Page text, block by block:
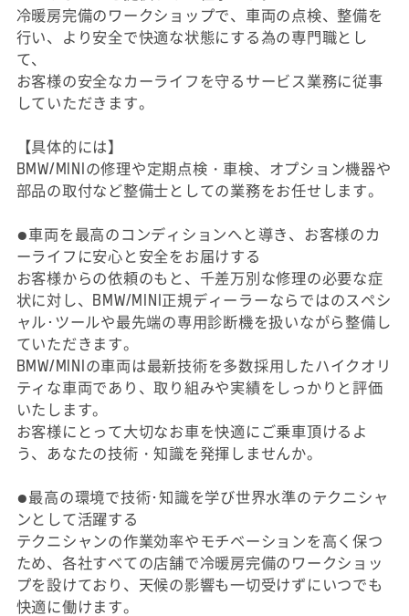
冷暖房完備のワークショップで、車両の点検、整備を
行い、より安全で快適な状態にする為の専門職とし
て、
お客様の安全なカーライフを守るサービス業務に従事
していただきます。
【具体的には】
BMW/MINIの修理や定期点検・車検、オプション機器や
部品の取付など整備士としての業務をお任せします。
●車両を最高のコンディションへと導き、お客様のカ
ーライフに安心と安全をお届けする
お客様からの依頼のもと、千差万別な修理の必要な症
状に対し、BMW/MINI正規ディーラーならではのスペシ
ャル･ツールや最先端の専用診断機を扱いながら整備し
ていただきます。
BMW/MINIの車両は最新技術を多数採用したハイクオリ
ティな車両であり、取り組みや実績をしっかりと評価
いたします。
お客様にとって大切なお車を快適にご乗車頂けるよ
う、あなたの技術・知識を発揮しませんか。
●最高の環境で技術･知識を学び世界水準のテクニシャ
ンとして活躍する
テクニシャンの作業効率やモチベーションを高く保つ
ため、各社すべての店舗で冷暖房完備のワークショッ
プを設けており、天候の影響も一切受けずにいつでも
快適に働けます。